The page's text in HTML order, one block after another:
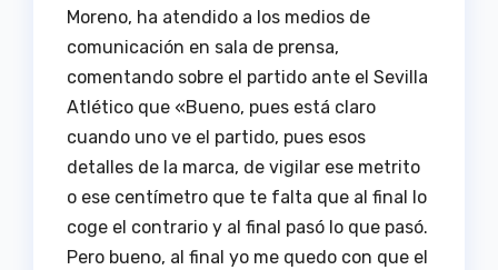
Moreno, ha atendido a los medios de
comunicación en sala de prensa,
comentando sobre el partido ante el Sevilla
Atlético que «Bueno, pues está claro
cuando uno ve el partido, pues esos
detalles de la marca, de vigilar ese metrito
o ese centímetro que te falta que al final lo
coge el contrario y al final pasó lo que pasó.
Pero bueno, al final yo me quedo con que el